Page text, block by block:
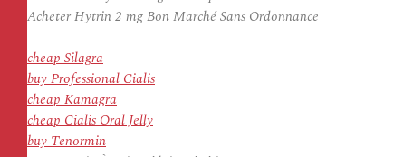
Acheter Hytrin 2 mg Bon Marché Sans Ordonnance
cheap Silagra
buy Professional Cialis
cheap Kamagra
cheap Cialis Oral Jelly
buy Tenormin